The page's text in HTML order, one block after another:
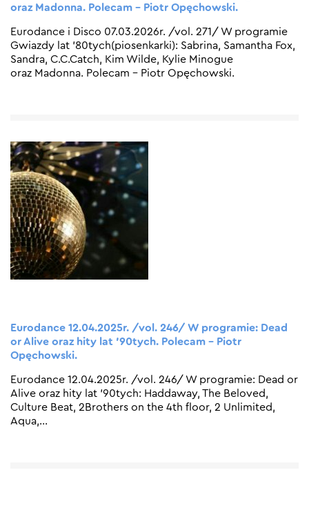
oraz Madonna. Polecam – Piotr Opęchowski.
Eurodance i Disco 07.03.2026r. /vol. 271/ W programie
Gwiazdy lat ’80tych(piosenkarki): Sabrina, Samantha Fox,
Sandra, C.C.Catch, Kim Wilde, Kylie Minogue
oraz Madonna. Polecam – Piotr Opęchowski.
Eurodance 12.04.2025r. /vol. 246/ W programie: Dead
or Alive oraz hity lat ’90tych. Polecam – Piotr
Opęchowski.
Eurodance 12.04.2025r. /vol. 246/ W programie: Dead or
Alive oraz hity lat ’90tych: Haddaway, The Beloved,
Culture Beat, 2Brothers on the 4th floor, 2 Unlimited,
Aqua,…